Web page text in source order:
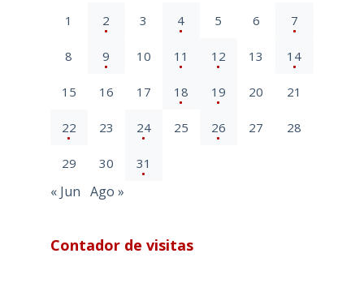
1 2 3 4 5 6 7
8 9 10 11 12 13 14
15 16 17 18 19 20 21
22 23 24 25 26 27 28
29 30 31
« Jun Ago »
Contador de visitas